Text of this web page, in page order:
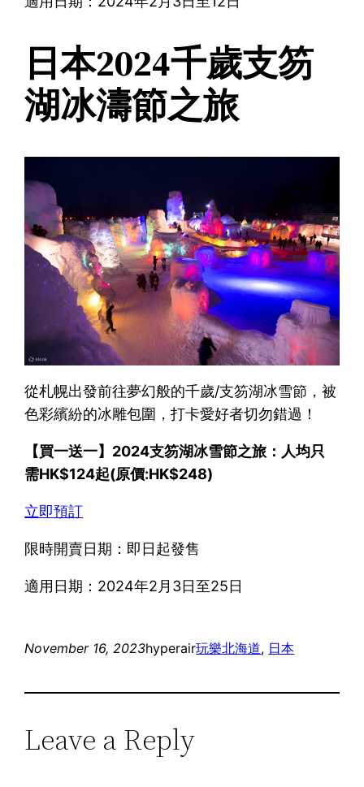
日本2024千歲支笏
湖冰濤節之旅
從札幌出發前往夢幻般的千歲/支笏湖冰雪節，被
色彩繽紛的冰雕包圍，打卡愛好者切勿錯過！
【買一送一】2024支笏湖冰雪節之旅：人均只
需HK$124起(原價:HK$248)
立即預訂
限時開賣日期：即日起發售
適用日期：2024年2月3日至25日
November 16, 2023hyperair玩樂北海道, 日本
Leave a Reply